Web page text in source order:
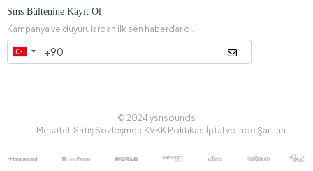
Sms Bültenine Kayıt Ol
Kampanya ve duyurulardan ilk sen haberdar ol.
© 2024 ysnsounds
Mesafeli Satış Sözleşmesi KVKK Politikasıİptal ve İade Şartları